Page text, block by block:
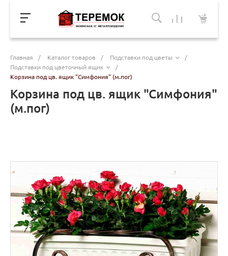
Главная / Каталог товаров / Подставки под цветы
/
Подставки под цветочный ящик
/
Корзина под цв. ящик "Симфония" (м.пог)
Корзина под цв. ящик "Симфония"
(м.пог)